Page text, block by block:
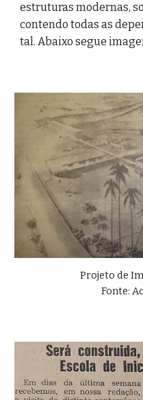
estruturas modernas,
contendo todas as
tal. Abaixo segue
Projeto de
Fonte: